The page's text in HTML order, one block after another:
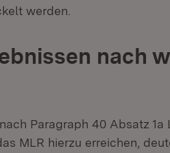
werden.
nach
Paragraph 40 Absatz 1a
MLR hierzu erreichen,